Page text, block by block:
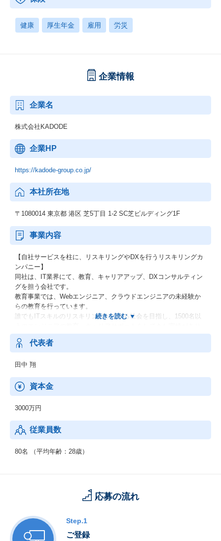
健康 厚生年金 雇用 労災
企業情報
企業名
株式会社KADODE
企業HP
https://kadode-group.co.jp/
本社所在地
〒1080014 東京都 港区 芝5丁目 1-2 SC芝ビルディング1F
事業内容
【自社サービスを柱に、リスキリングやDXを行うリスキリングカ
ンパニー】
同社は、IT業界にて、教育、キャリアアップ、DXコンサルティン
グを担う会社です。
教育事業では、Webエンジニア、クラウドエンジニアの未経験か
らの教育を行っています。
誰でもITスキルのリスキリングができる社会を目指し、1500名以
ます。
運営するITスクール『KADODE Academy』は、toB、toCにも展開
キャリアサポートでは、功績が認められSalesforce社から日本で3
社のみのパートナー資格認定をいただいております。
その結果、フリーランス支援の『KADODE Freelance』や、エン
ジニアに特化したキャリア支援をする『KADODE Career』など自
社サービスも躍進しております。
♦IT教育事業／キャリアアップ支援事業／システム企画・受託開発
／DXコンサルティング事業
代表者
田中 翔
資本金
3000万円
従業員数
80名 （平均年齢：28歳）
応募の流れ
Step.1
ご登録